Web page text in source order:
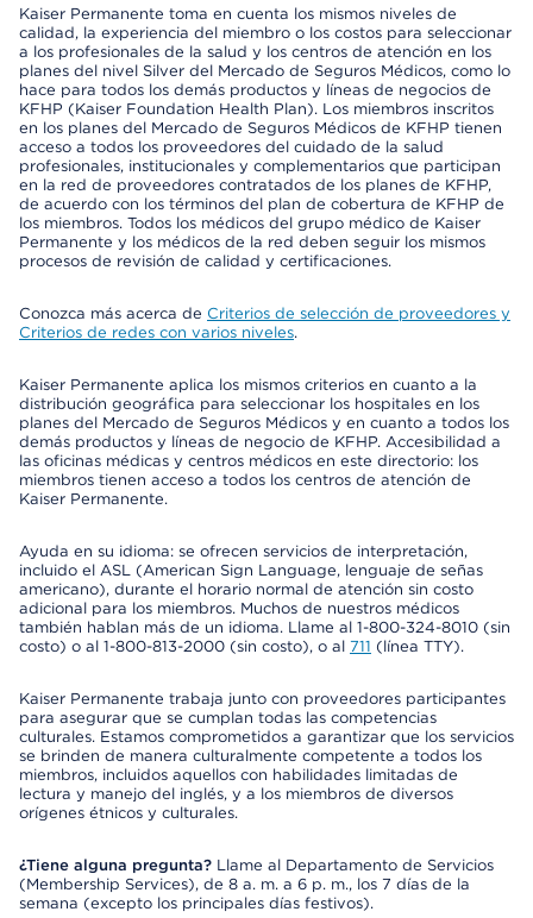
Kaiser Permanente toma en cuenta los mismos niveles de
calidad, la experiencia del miembro o los costos para seleccionar
a los profesionales de la salud y los centros de atención en los
planes del nivel Silver del Mercado de Seguros Médicos, como lo
hace para todos los demás productos y líneas de negocios de
KFHP (Kaiser Foundation Health Plan). Los miembros inscritos
en los planes del Mercado de Seguros Médicos de KFHP tienen
acceso a todos los proveedores del cuidado de la salud
profesionales, institucionales y complementarios que participan
en la red de proveedores contratados de los planes de KFHP,
de acuerdo con los términos del plan de cobertura de KFHP de
los miembros. Todos los médicos del grupo médico de Kaiser
Permanente y los médicos de la red deben seguir los mismos
procesos de revisión de calidad y certificaciones.
Conozca más acerca de Criterios de selección de proveedores y
Criterios de redes con varios niveles.
Kaiser Permanente aplica los mismos criterios en cuanto a la
distribución geográfica para seleccionar los hospitales en los
planes del Mercado de Seguros Médicos y en cuanto a todos los
demás productos y líneas de negocio de KFHP. Accesibilidad a
las oficinas médicas y centros médicos en este directorio: los
miembros tienen acceso a todos los centros de atención de
Kaiser Permanente.
Ayuda en su idioma: se ofrecen servicios de interpretación,
incluido el ASL (American Sign Language, lenguaje de señas
americano), durante el horario normal de atención sin costo
adicional para los miembros. Muchos de nuestros médicos
también hablan más de un idioma. Llame al 1-800-324-8010 (sin
costo) o al 1-800-813-2000 (sin costo), o al 711 (línea TTY).
Kaiser Permanente trabaja junto con proveedores participantes
para asegurar que se cumplan todas las competencias
culturales. Estamos comprometidos a garantizar que los servicios
se brinden de manera culturalmente competente a todos los
miembros, incluidos aquellos con habilidades limitadas de
lectura y manejo del inglés, y a los miembros de diversos
orígenes étnicos y culturales.
¿Tiene alguna pregunta? Llame al Departamento de Servicios
(Membership Services), de 8 a. m. a 6 p. m., los 7 días de la
semana (excepto los principales días festivos).